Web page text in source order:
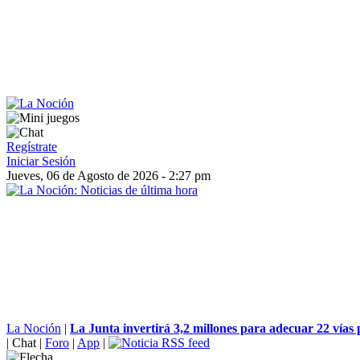
Regístrate
Iniciar Sesión
Jueves, 06 de Agosto de 2026 - 2:27 pm
La Noción | La Junta invertirá 3,2 millones para adecuar 22 vías
| Chat | Foro | App |